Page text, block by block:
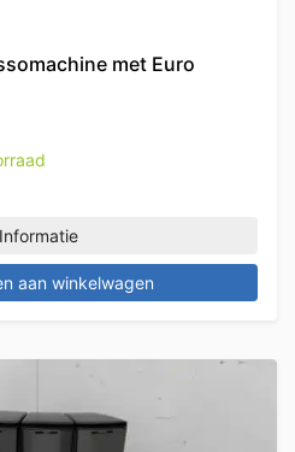
met Euro
Informatie
aan winkelwagen